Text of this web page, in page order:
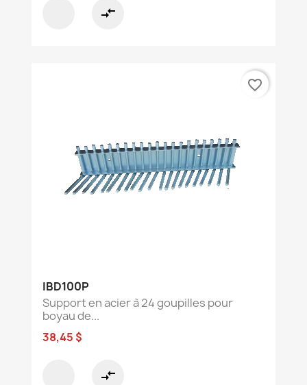
compare_arrows
IBD100P
Support en acier à 24 goupilles pour
boyau de...
38,45 $
compare_arrows
favorite_border